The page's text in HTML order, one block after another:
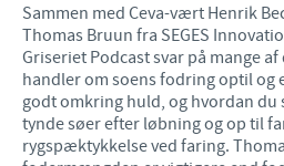
Sammen med Ceva-vært Henrik
Thomas Bruun fra SEGES
Griseriet Podcast svar på mange
handler om soens fodring optil og
godt omkring huld, og hvordan
tynde søer efter løbning og op til
rygspæktykkelse ved faring.